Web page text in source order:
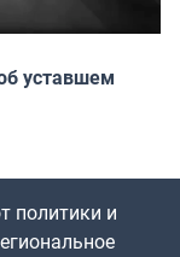
уставшем
политики и